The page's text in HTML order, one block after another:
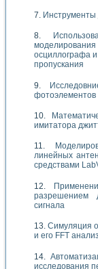
Инструменты
осциллографа
пропускания
фотоэлементов
имитатора
линейных
средствами
разрешением
сигнала
Симуляция
и его FFT
исследования